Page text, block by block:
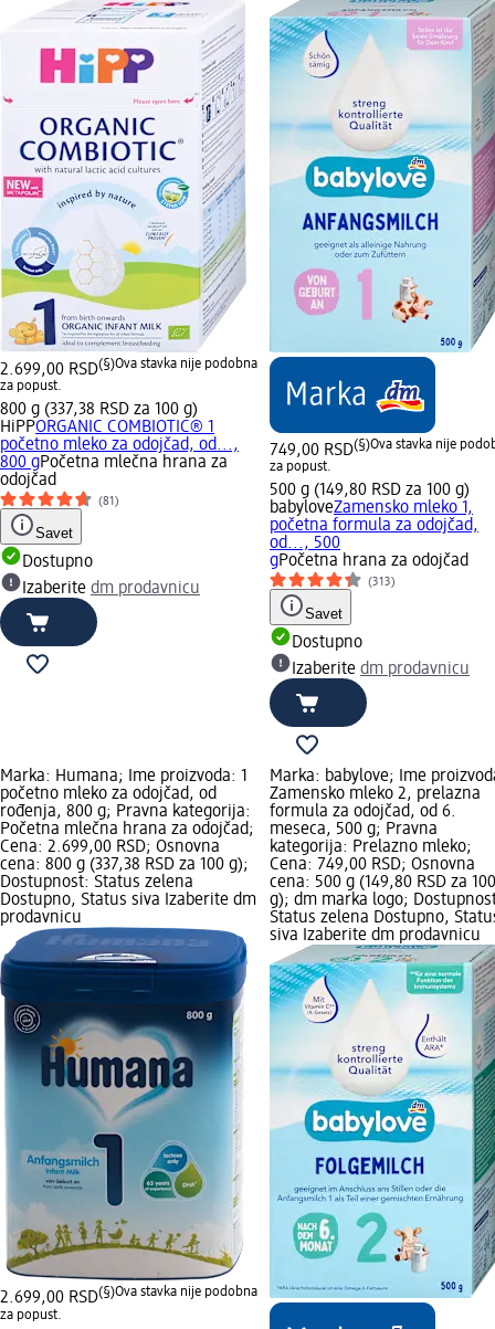
2.699,00 RSD(§)Ova stavka nije podobna
za popust.
800 g (337,38 RSD za 100 g)
HiPPORGANIC COMBIOTIC® 1
početno mleko za odojčad, od...,
800 gPočetna mlečna hrana za
odojčad
(81)
Savet
Dostupno
Izaberite dm prodavnicu
749,00 RSD(§)Ova stavka nije
za popust.
500 g (149,80 RSD za 100 g)
babyloveZamensko mleko 1,
početna formula za odojčad,
od..., 500
gPočetna hrana za odojčad
(313)
Savet
Dostupno
Izaberite dm prodavnicu
Marka: Humana; Ime proizvoda: 1
početno mleko za odojčad, od
rođenja, 800 g; Pravna kategorija:
Početna mlečna hrana za odojčad;
Cena: 2.699,00 RSD; Osnovna
cena: 800 g (337,38 RSD za 100 g);
Dostupnost: Status zelena
Dostupno, Status siva Izaberite dm
prodavnicu
2.699,00 RSD(§)Ova stavka nije podobna
za popust.
Marka: babylove; Ime
Zamensko mleko 2, prelazna
formula za odojčad, od 6.
meseca, 500 g; Pravna
kategorija: Prelazno mleko;
Cena: 749,00 RSD; Osnovna
cena: 500 g (149,80 RSD za 100
g); dm marka logo;
Status zelena Dostupno,
siva Izaberite dm prodavnicu